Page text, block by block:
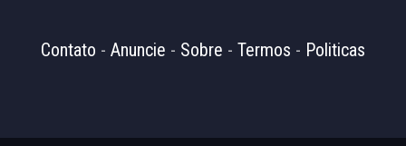
Contato - Anuncie - Sobre - Termos - Politicas